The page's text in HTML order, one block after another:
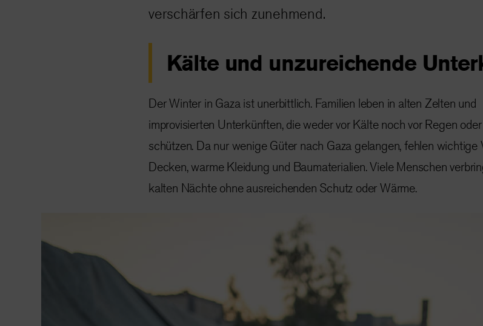
verschärfen sich zunehmend.
Kälte und unzureichende
Der Winter in Gaza ist unerbittlich. Familien leben in alten Zelten und
improvisierten Unterkünften, die weder vor Kälte noch vor Regen
schützen. Da nur wenige Güter nach Gaza gelangen, fehlen wichtige
Decken, warme Kleidung und Baumaterialien. Viele Menschen
kalten Nächte ohne ausreichenden Schutz oder Wärme.